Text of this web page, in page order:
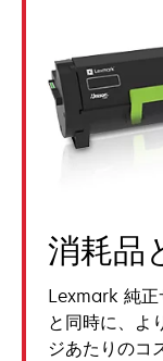
消耗品
Lexmark 純正
と同時に、よ
ジあたりのコ